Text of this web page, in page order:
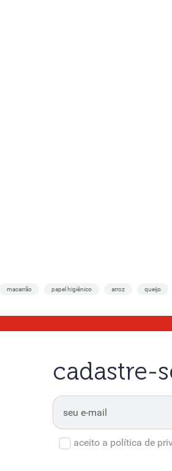
macarrão papel higiênico arroz queijo
cadastre-
aceito a política de